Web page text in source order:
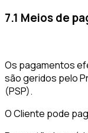
7.1 Meios de
Os pagamentos
são geridos pelo
(PSP).
O Cliente pode